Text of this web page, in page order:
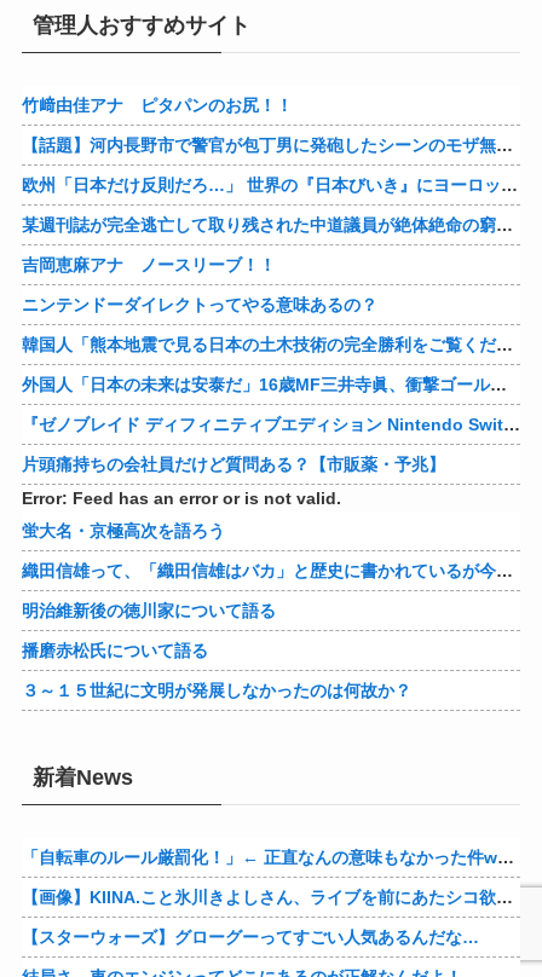
管理人おすすめサイト
竹﨑由佳アナ ピタパンのお尻！！
【話題】河内長野市で警官が包丁男に発砲したシーンのモザ無し映像が公開される。
欧州「日本だけ反則だろ…」 世界の『日本びいき』にヨーロッパ全土から不満の声
某週刊誌が完全逃亡して取り残された中道議員が絶体絶命の窮地、「今度は宏池会に矛先を向けたか……」と節操の無さに呆れる人が続出
吉岡恵麻アナ ノースリーブ！！
ニンテンドーダイレクトってやる意味あるの？
韓国人「熊本地震で見る日本の土木技術の完全勝利をご覧ください」→「これはすごいわ」「こういうのを見ると日本人は何か適当に作る感じがしない・・・」「あれがまさに経験値である」
外国人「日本の未来は安泰だ」16歳MF三井寺眞、衝撃ゴール！久保建英超え歴代2位の記録！3得点に絡む活躍で海外絶賛！【海外の反応】
『ゼノブレイド ディフィニティブエディション Nintendo Switch 2 Edition』3,713 本
片頭痛持ちの会社員だけど質問ある？【市販薬・予兆】
Error: Feed has an error or is not valid.
蛍大名・京極高次を語ろう
織田信雄って、「織田信雄はバカ」と歴史に書かれているが今まで家が残っているんでバカではないよな？
明治維新後の徳川家について語る
播磨赤松氏について語る
３～１５世紀に文明が発展しなかったのは何故か？
新着News
「自転車のルール厳罰化！」← 正直なんの意味もなかった件www
【画像】KIINA.こと氷川きよしさん、ライブを前にあたシコ欲全開www
【スターウォーズ】グローグーってすごい人気あるんだな…